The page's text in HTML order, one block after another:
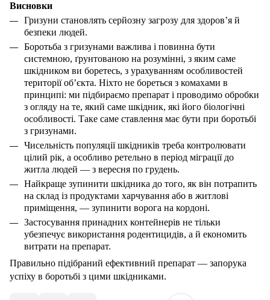
Висновки
Гризуни становлять серйозну загрозу для здоров’я й
безпеки людей.
Боротьба з гризунами важлива і повинна бути
системною, ґрунтованою на розумінні, з яким саме
шкідником ви боретесь, з урахуванням особливостей
території об’єкта. Ніхто не бореться з комахами в
принципі: ми підбираємо препарат і проводимо обробки
з огляду на те, який саме шкідник, які його біологічні
особливості. Таке саме ставлення має бути при боротьбі
з гризунами.
Чисельність популяції шкідників треба контролювати
цілий рік, а особливо ретельно в період міграції до
житла людей — з вересня по грудень.
Найкраще зупинити шкідника до того, як він потрапить
на склад із продуктами харчування або в житлові
приміщення, — зупинити ворога на кордоні.
Застосування принадних контейнерів не тільки
убезпечує використання родентицидів, а й економить
витрати на препарат.
Правильно підібраний ефективний препарат — запорука
успіху в боротьбі з цими шкідниками.